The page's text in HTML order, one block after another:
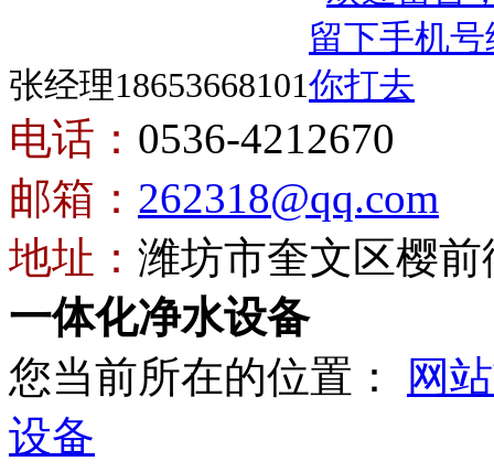
张经理18653668101
电话： 0536-4212670
邮箱： 262318@qq.com
地址： 潍坊市奎文区樱前
一体化净水设备
您当前所在的位置：
网
设备